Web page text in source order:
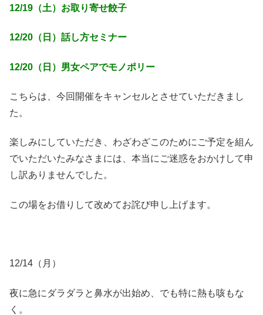
12/19（土）お取り寄せ餃子
12/20（日）話し方セミナー
12/20（日）男女ペアでモノポリー
こちらは、今回開催をキャンセルとさせていただきまし
た。
楽しみにしていただき、わざわざこのためにご予定を組ん
でいただいたみなさまには、本当にご迷惑をおかけして申
し訳ありませんでした。
この場をお借りして改めてお詫び申し上げます。
12/14（月）
夜に急にダラダラと鼻水が出始め、でも特に熱も咳もな
く。